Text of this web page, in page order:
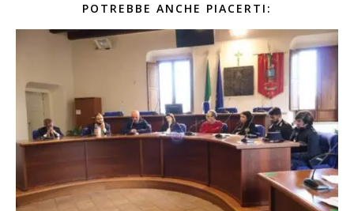
POTREBBE ANCHE PIACERTI: